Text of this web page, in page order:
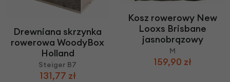
Drewniana skrzynka
rowerowa WoodyBox
Holland
Steiger B7
131,77 zł
Kosz rowerowy New
Looxs Brisbane
jasnobrązowy
M
159,90 zł